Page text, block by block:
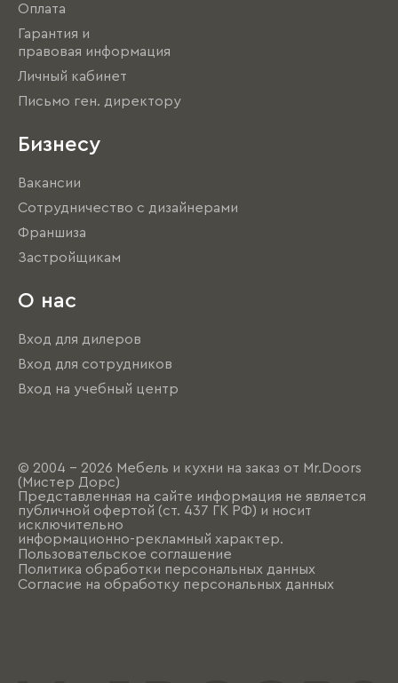
Оплата
Гарантия и
правовая информация
Личный кабинет
Письмо ген. директору
Бизнесу
Вакансии
Сотрудничество с дизайнерами
Франшиза
Застройщикам
О нас
Вход для дилеров
Вход для сотрудников
Вход на учебный центр
© 2004 - 2026 Мебель и кухни на заказ от Mr.Doors
(Мистер Дорс)
Представленная на сайте информация не является
публичной офертой (ст. 437 ГК РФ) и носит
исключительно
информационно-рекламный характер.
Пользовательское соглашение
Политика обработки персональных данных
Согласие на обработку персональных данных